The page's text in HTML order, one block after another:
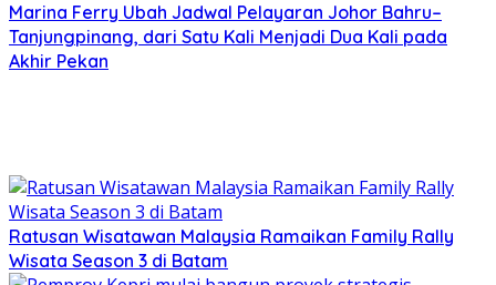
Marina Ferry Ubah Jadwal Pelayaran Johor Bahru–
Tanjungpinang, dari Satu Kali Menjadi Dua Kali pada
Akhir Pekan
Ratusan Wisatawan Malaysia Ramaikan Family Rally
Wisata Season 3 di Batam